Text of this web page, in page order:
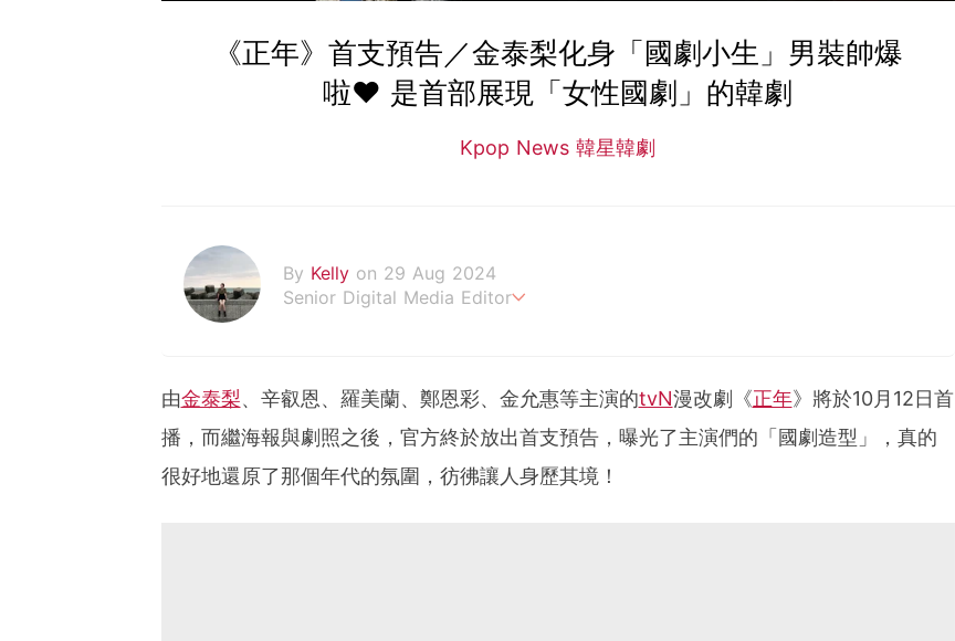
《正年》首支預告／金泰梨化身「國劇小生」男裝帥爆
啦♥ 是首部展現「女性國劇」的韓劇
Kpop News 韓星韓劇
By Kelly on 29 Aug 2024
Senior Digital Media Editor
由金泰梨、辛叡恩、羅美蘭、鄭恩彩、金允惠等主演的tvN漫改劇《正年》將於10月12日首
播，而繼海報與劇照之後，官方終於放出首支預告，曝光了主演們的「國劇造型」，真的
很好地還原了那個年代的氛圍，彷彿讓人身歷其境！